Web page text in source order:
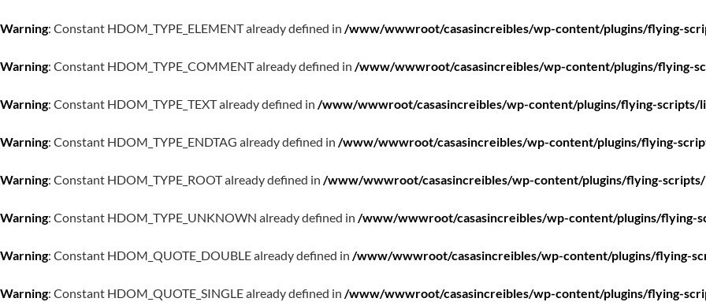
Warning: Constant HDOM_TYPE_ELEMENT already defined in /www/wwwroot/casasincreibles/wp-content/plugins/flying-
Warning: Constant HDOM_TYPE_COMMENT already defined in /www/wwwroot/casasincreibles/wp-content/plugins/flying-
Warning: Constant HDOM_TYPE_TEXT already defined in /www/wwwroot/casasincreibles/wp-content/plugins/flying-scripts/
Warning: Constant HDOM_TYPE_ENDTAG already defined in /www/wwwroot/casasincreibles/wp-content/plugins/flying-
Warning: Constant HDOM_TYPE_ROOT already defined in /www/wwwroot/casasincreibles/wp-content/plugins/flying-
Warning: Constant HDOM_TYPE_UNKNOWN already defined in /www/wwwroot/casasincreibles/wp-content/plugins/flying-
Warning: Constant HDOM_QUOTE_DOUBLE already defined in /www/wwwroot/casasincreibles/wp-content/plugins/flying-
Warning: Constant HDOM_QUOTE_SINGLE already defined in /www/wwwroot/casasincreibles/wp-content/plugins/flying-